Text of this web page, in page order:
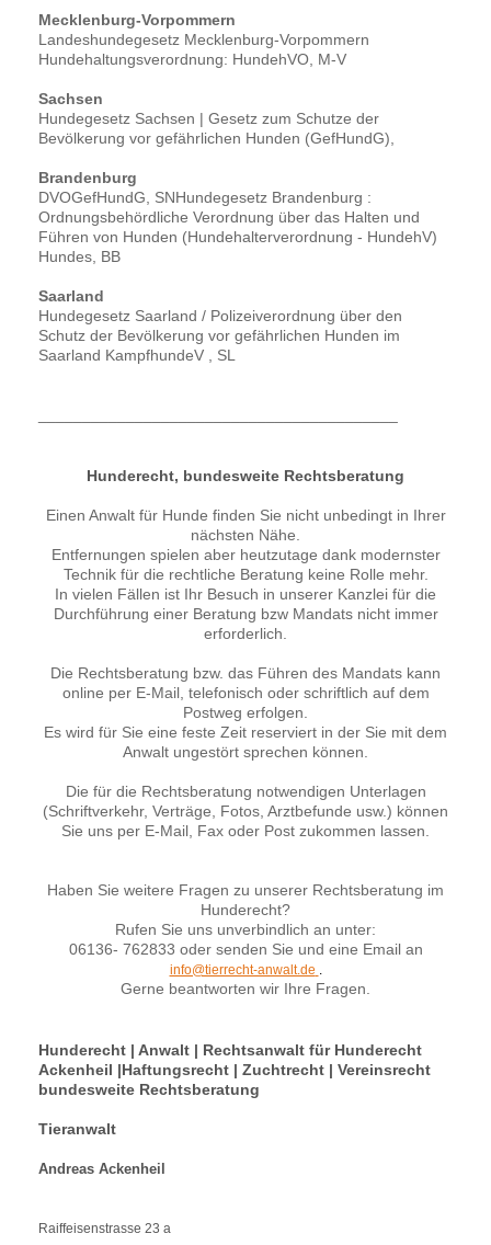
Mecklenburg-Vorpommern
Landeshundegesetz Mecklenburg-Vorpommern
Hundehaltungsverordnung: HundehVO, M-V
Sachsen
Hundegesetz Sachsen | Gesetz zum Schutze der
Bevölkerung vor gefährlichen Hunden (GefHundG),
Brandenburg
DVOGefHundG, SNHundegesetz Brandenburg :
Ordnungsbehördliche Verordnung über das Halten und
Führen von Hunden (Hundehalterverordnung - HundehV)
Hundes, BB
Saarland
Hundegesetz Saarland / Polizeiverordnung über den
Schutz der Bevölkerung vor gefährlichen Hunden im
Saarland KampfhundeV , SL
Hunderecht, bundesweite Rechtsberatung
Einen Anwalt für Hunde finden Sie nicht unbedingt in Ihrer
nächsten Nähe.
Entfernungen spielen aber heutzutage dank modernster
Technik für die rechtliche Beratung keine Rolle mehr.
In vielen Fällen ist Ihr Besuch in unserer Kanzlei für die
Durchführung einer Beratung bzw Mandats nicht immer
erforderlich.
Die Rechtsberatung bzw. das Führen des Mandats kann
online per E-Mail, telefonisch oder schriftlich auf dem
Postweg erfolgen.
Es wird für Sie eine feste Zeit reserviert in der Sie mit dem
Anwalt ungestört sprechen können.
Die für die Rechtsberatung notwendigen Unterlagen
(Schriftverkehr, Verträge, Fotos, Arztbefunde usw.) können
Sie uns per E-Mail, Fax oder Post zukommen lassen.
Haben Sie weitere Fragen zu unserer Rechtsberatung im
Hunderecht?
Rufen Sie uns unverbindlich an unter:
06136- 762833 oder senden Sie und eine Email an
info@tierrecht-anwalt.de .
Gerne beantworten wir Ihre Fragen.
Hunderecht | Anwalt | Rechtsanwalt für Hunderecht
Ackenheil |Haftungsrecht | Zuchtrecht | Vereinsrecht
bundesweite Rechtsberatung
Tieranwalt
Andreas Ackenheil
Raiffeisenstrasse 23 a